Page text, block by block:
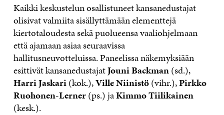
Kaikki keskustelun osallistuneet kansanedustajat
olisivat valmiita sisällyttämään elementtejä
kiertotaloudesta sekä puolueensa vaaliohjelmaan
että ajamaan asiaa seuraavissa
hallitusneuvotteluissa. Paneelissa näkemyksiään
esittivät kansanedustajatJouni Backman(sd.),
Harri Jaskari(kok.),Ville Niinistö(vihr.),Pirkko
Ruohonen-Lerner(ps.) jaKimmo Tiilikainen
(kesk.).